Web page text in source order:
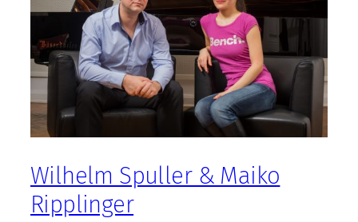
Wilhelm Spuller & Maiko
Ripplinger